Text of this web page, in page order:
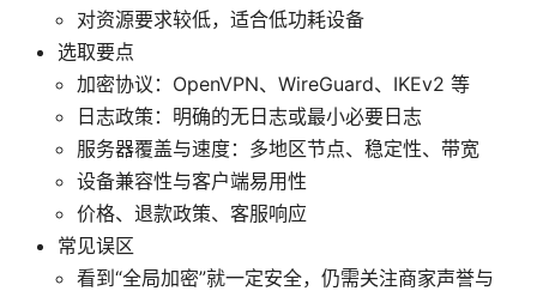
对资源要求较低，适合低功耗设备
选取要点
加密协议：OpenVPN、WireGuard、IKEv2 等
日志政策：明确的无日志或最小必要日志
服务器覆盖与速度：多地区节点、稳定性、带宽
设备兼容性与客户端易用性
价格、退款政策、客服响应
常见误区
看到“全局加密”就一定安全，仍需关注商家声誉与